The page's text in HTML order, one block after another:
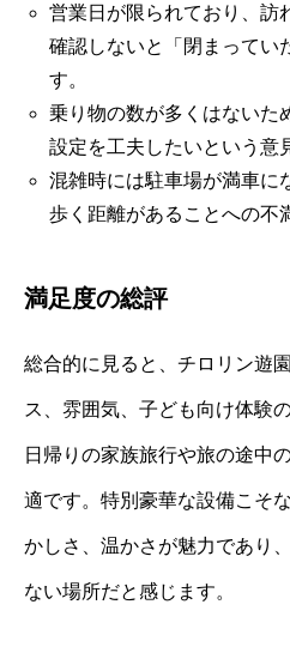
営業日が限られており、訪
確認しないと「閉まってい
す。
乗り物の数が多くはないた
設定を工夫したいという意
混雑時には駐車場が満車に
歩く距離があることへの不
満足度の総評
総合的に見ると、チロリン遊
ス、雰囲気、子ども向け体験
日帰りの家族旅行や旅の途中
適です。特別豪華な設備こそ
かしさ、温かさが魅力であり
ない場所だと感じます。